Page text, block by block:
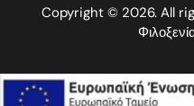
Copyright © 2026. All